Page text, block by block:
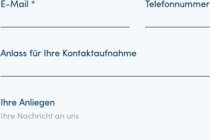
E-Mail * Telefonnummer
Anlass für Ihre Kontaktaufnahme
Ihre Anliegen